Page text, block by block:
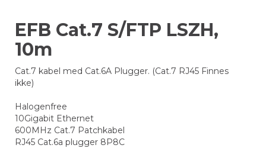
EFB Cat.7 S/FTP LSZH,
10m
Cat.7 kabel med Cat.6A Plugger. (Cat.7 RJ45 Finnes
ikke)
Halogenfree
10Gigabit Ethernet
600MHz Cat.7 Patchkabel
RJ45 Cat.6a plugger 8P8C